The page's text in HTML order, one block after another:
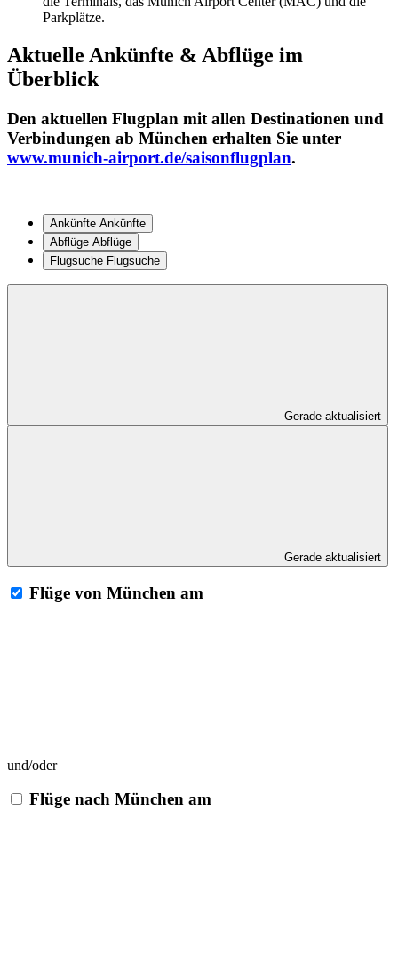
Parkplätze.
Aktuelle Ankünfte & Abflüge im
Überblick
Den aktuellen Flugplan mit allen Destinationen und
Verbindungen ab München erhalten Sie unter
www.munich-airport.de/saisonflugplan.
Ankünfte Ankünfte
Abflüge Abflüge
Flugsuche Flugsuche
Gerade aktualisiert
Gerade aktualisiert
Flüge von München am
und/oder
Flüge nach München am